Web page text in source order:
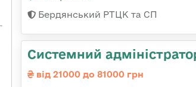
Бердянський РТЦК та СП
Системний
від 21000 до 81000 грн